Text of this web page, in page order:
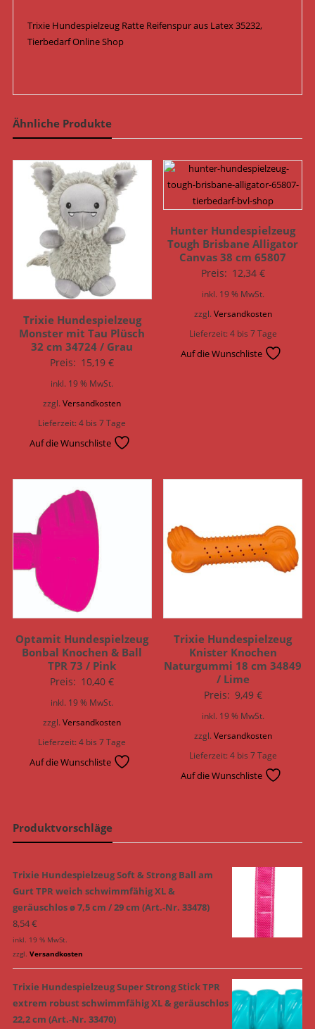
Trixie Hundespielzeug Ratte Reifenspur aus Latex 35232,
Tierbedarf Online Shop
Ähnliche Produkte
Trixie Hundespielzeug
Monster mit Tau Plüsch
32 cm 34724 / Grau
Preis: 15,19€
inkl. 19 % MwSt.
zzgl.Versandkosten
Lieferzeit:4 bis 7 Tage
Auf die Wunschliste
Hunter Hundespielzeug
Tough Brisbane Alligator
Canvas 38 cm 65807
Preis: 12,34 €
inkl. 19 % MwSt.
zzgl. Versandkosten
Lieferzeit:4 bis 7 Tage
Auf die Wunschliste
Optamit Hundespielzeug
Bonbal Knochen & Ball
TPR 73 / Pink
Preis: 10,40€
inkl. 19 % MwSt.
zzgl.Versandkosten
Lieferzeit:4 bis 7 Tage
Auf die Wunschliste
Trixie Hundespielzeug
Knister Knochen
Naturgummi 18 cm 34849
/ Lime
Preis: 9,49 €
inkl. 19 % MwSt.
zzgl. Versandkosten
Lieferzeit:4 bis 7 Tage
Auf die Wunschliste
Produktvorschläge
Trixie Hundespielzeug Soft & Strong Ball am
Gurt TPR weich schwimmfähig XL &
geräuschlos ø 7,5 cm / 29 cm (Art.-Nr. 33478)
8,54€
inkl. 19 % MwSt.
zzgl. Versandkosten
Trixie Hundespielzeug Super Strong Stick TPR
extrem robust schwimmfähig XL & geräuschlos
22,2 cm (Art.-Nr. 33470)